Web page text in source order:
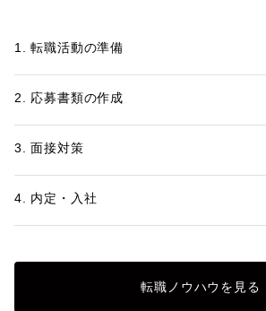
評価されるポイント、職種別の例文、書類
1. 転職活動の準備
2. 応募書類の作成
3. 面接対策
4. 内定・入社
転職ノウハウを見る